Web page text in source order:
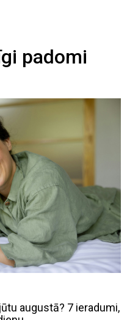
padomi
augustā? 7 ieradumi,